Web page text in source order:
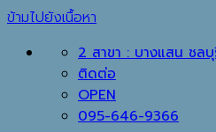
ข้ามไปยังเนื้อหา
2 สาขา : บางแสน ชลบุ
ติดต่อ
OPEN
095-646-9366